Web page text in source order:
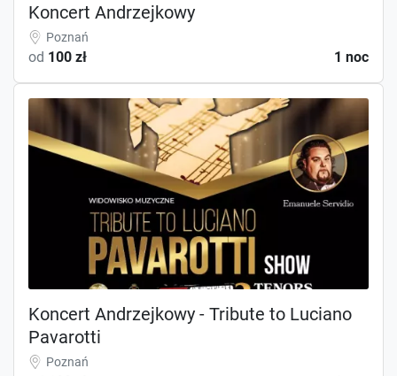
Koncert Andrzejkowy
Poznań
od 100 zł 1 noc
Koncert Andrzejkowy - Tribute to Luciano
Pavarotti
Poznań